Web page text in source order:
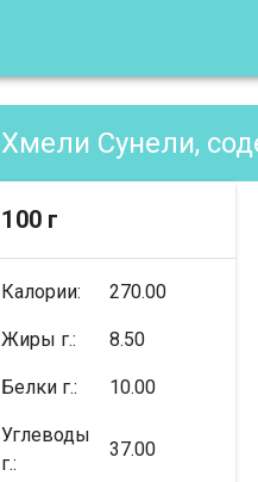
Хмели Сунели,
100 г
Калории: 270.00
Жиры г.: 8.50
Белки г.: 10.00
Углеводы
г.:
37.00